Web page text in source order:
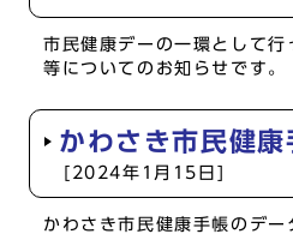
市民健康デーの一環として行
等についてのお知らせです。
かわさき市民健康
[2024年1月15日]
かわさき市民健康手帳のデー